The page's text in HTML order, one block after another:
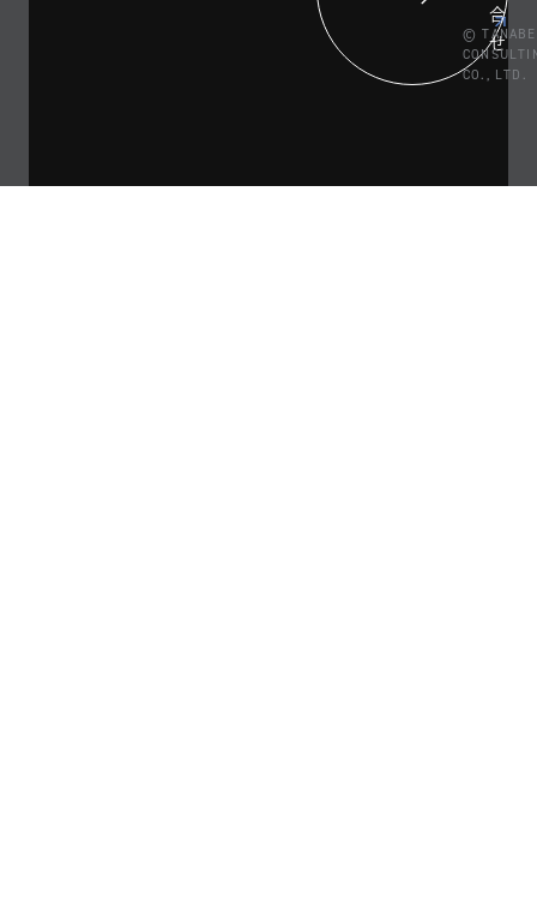
合
せ
© TANABE
CO., LTD.